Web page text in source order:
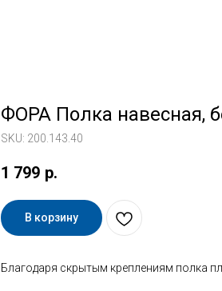
ФОРА Полка навесная,
SKU: 200.143.40
1 799 р.
В корзину
Благодаря скрытым креплениям полка